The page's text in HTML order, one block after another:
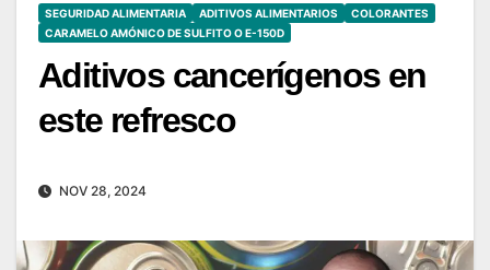
SEGURIDAD ALIMENTARIA ADITIVOS ALIMENTARIOS
COLORANTES
CARAMELO AMÓNICO DE SULFITO O E-150D
Aditivos cancerígenos en
este refresco
NOV 28, 2024